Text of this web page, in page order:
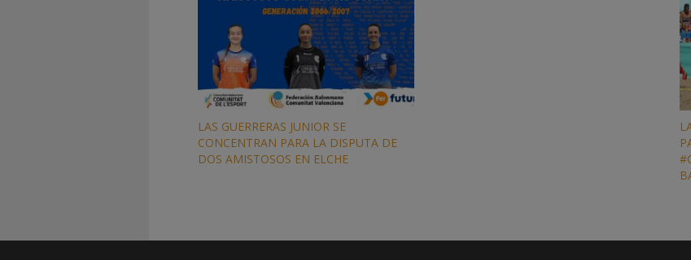
LAS GUERRERAS JUNIOR SE
CONCENTRAN PARA LA DISPUTA DE
DOS AMISTOSOS EN ELCHE